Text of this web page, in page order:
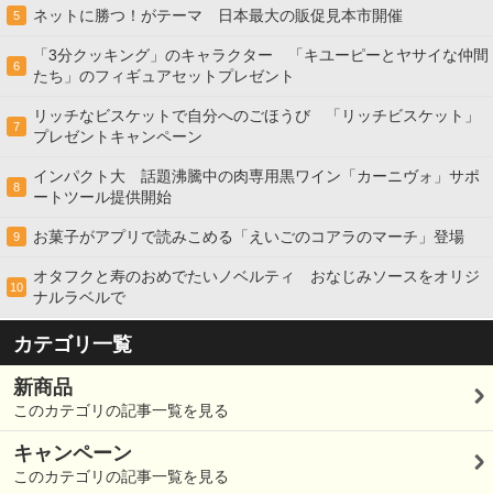
5 ネットに勝つ！がテーマ 日本最大の販促見本市開催
6
「3分クッキング」のキャラクター 「キユーピーとヤサイな仲間
たち」のフィギュアセットプレゼント
7
リッチなビスケットで自分へのごほうび 「リッチビスケット」
プレゼントキャンペーン
8
インパクト大 話題沸騰中の肉専用黒ワイン「カーニヴォ」サポ
ートツール提供開始
9 お菓子がアプリで読みこめる「えいごのコアラのマーチ」登場
10
オタフクと寿のおめでたいノベルティ おなじみソースをオリジ
ナルラベルで
カテゴリ一覧
新商品
このカテゴリの記事一覧を見る
キャンペーン
このカテゴリの記事一覧を見る